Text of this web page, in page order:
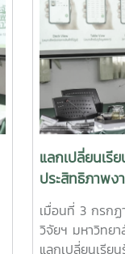
แลกเปลี่ยนเรี
ประสิทธิภาพง
Google
เมื่อนที่ 3 กรก
วิจัยฯ มหาวิทย
แลกเปลี่ยนเรีย